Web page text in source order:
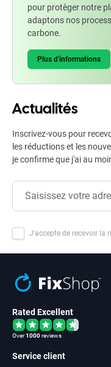
pour protèger notre
adaptons nos
carbone.
Plus d'informations
Actualités
Inscrivez-vous pour
les réductions et les
je confirme que j'ai au
J'accepte de recevoir la
Rated Excellent
Over1000reviews
Service client